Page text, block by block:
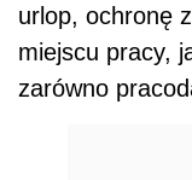
urlop, ochronę
miejscu pracy,
zarówno